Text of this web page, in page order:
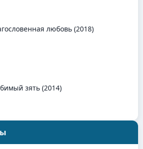
любовь (2018)
зять (2014)